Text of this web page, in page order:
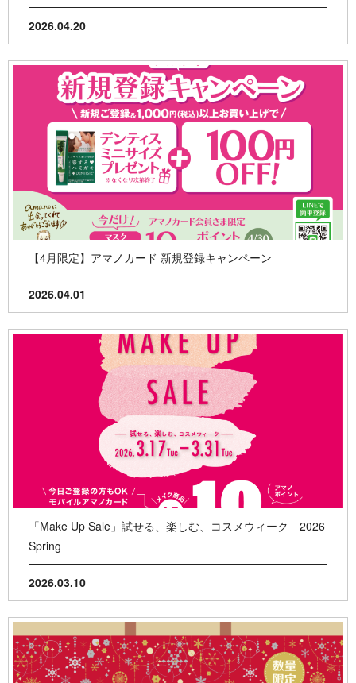
2026.04.20
【4月限定】アマノカード 新規登録キャンペーン
2026.04.01
「Make Up Sale」試せる、楽しむ、コスメウィーク 2026
Spring
2026.03.10